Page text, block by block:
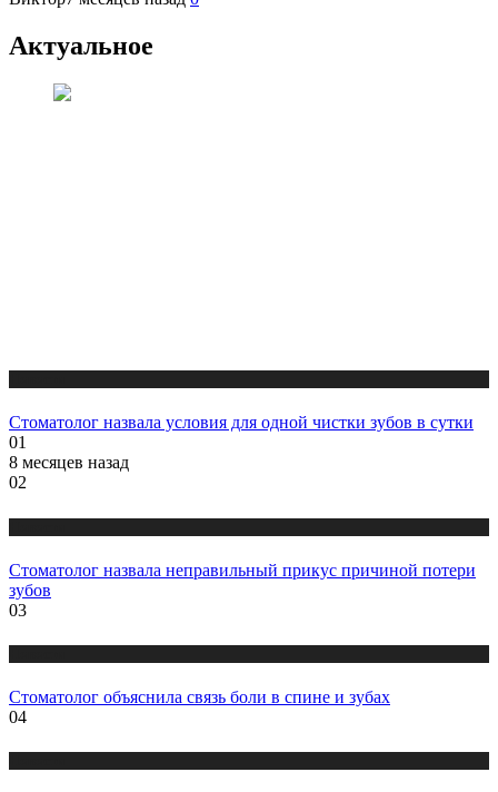
Актуальное
Стоматолог назвала условия для одной чистки зубов в сутки
01
8 месяцев назад
02
Стоматолог назвала неправильный прикус причиной потери
зубов
03
Стоматолог объяснила связь боли в спине и зубах
04